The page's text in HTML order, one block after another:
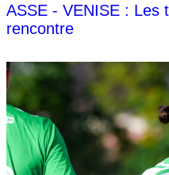
ASSE - VENISE : Les
rencontre